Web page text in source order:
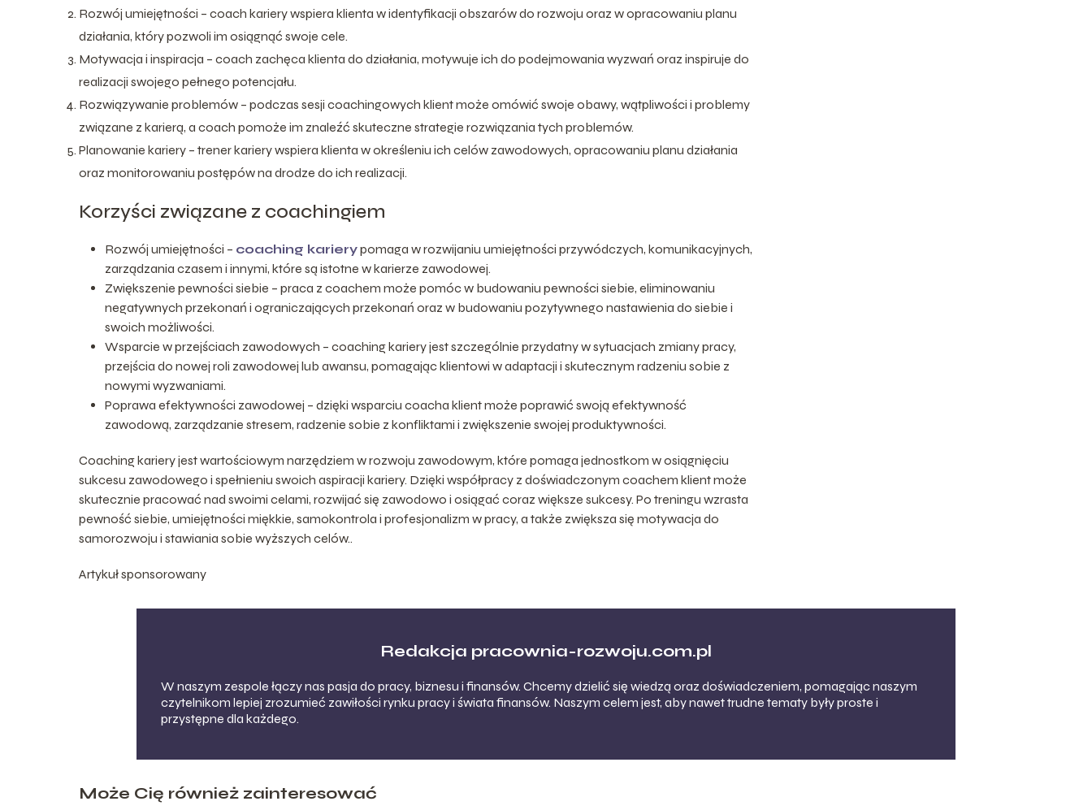
Rozwój umiejętności – coach kariery wspiera klienta w identyfikacji obszarów do rozwoju oraz w opracowaniu planu
działania, który pozwoli im osiągnąć swoje cele.
Motywacja i inspiracja – coach zachęca klienta do działania, motywuje ich do podejmowania wyzwań oraz inspiruje do
realizacji swojego pełnego potencjału.
Rozwiązywanie problemów – podczas sesji coachingowych klient może omówić swoje obawy, wątpliwości i problemy
związane z karierą, a coach pomoże im znaleźć skuteczne strategie rozwiązania tych problemów.
Planowanie kariery – trener kariery wspiera klienta w określeniu ich celów zawodowych, opracowaniu planu działania
oraz monitorowaniu postępów na drodze do ich realizacji.
Korzyści związane z coachingiem
Rozwój umiejętności – coaching karierypomaga w rozwijaniu umiejętności przywódczych, komunikacyjnych,
zarządzania czasem i innymi, które są istotne w karierze zawodowej.
Zwiększenie pewności siebie – praca z coachem może pomóc w budowaniu pewności siebie, eliminowaniu
negatywnych przekonań i ograniczających przekonań oraz w budowaniu pozytywnego nastawienia do siebie i
swoich możliwości.
Wsparcie w przejściach zawodowych – coaching kariery jest szczególnie przydatny w sytuacjach zmiany pracy,
przejścia do nowej roli zawodowej lub awansu, pomagając klientowi w adaptacji i skutecznym radzeniu sobie z
nowymi wyzwaniami.
Poprawa efektywności zawodowej – dzięki wsparciu coacha klient może poprawić swoją efektywność
zawodową, zarządzanie stresem, radzenie sobie z konfliktami i zwiększenie swojej produktywności.
Coaching kariery jest wartościowym narzędziem w rozwoju zawodowym, które pomaga jednostkom w osiągnięciu
sukcesu zawodowego i spełnieniu swoich aspiracji kariery. Dzięki współpracy z doświadczonym coachem klient może
skutecznie pracować nad swoimi celami, rozwijać się zawodowo i osiągać coraz większe sukcesy. Po treningu wzrasta
pewność siebie, umiejętności miękkie, samokontrola i profesjonalizm w pracy, a także zwiększa się motywacja do
samorozwoju i stawiania sobie wyższych celów..
Artykuł sponsorowany
Redakcja pracownia-rozwoju.com.pl
W naszym zespole łączy nas pasja do pracy, biznesu i finansów. Chcemy dzielić się wiedzą oraz doświadczeniem, pomagając naszym
czytelnikom lepiej zrozumieć zawiłości rynku pracy i świata finansów. Naszym celem jest, aby nawet trudne tematy były proste i
przystępne dla każdego.
Może Cię również zainteresować